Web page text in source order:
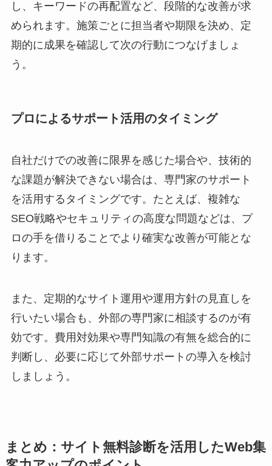
し、キーワードの再配置など、段階的な改善が求
められます。施策ごとに担当者や期限を決め、定
期的に成果を確認して次の行動につなげましょ
う。
プロによるサポート活用のタイミング
自社だけでの改善に限界を感じた場合や、技術的
な課題が解決できない場合は、専門家のサポート
を活用するタイミングです。たとえば、複雑な
SEO戦略やセキュリティの高度な問題などは、プ
ロの手を借りることでより確実な改善が可能とな
ります。
また、定期的なサイト運用や運用方針の見直しを
行いたい場合も、外部の専門家に相談するのが有
効です。費用対効果や専門知識の有無を総合的に
判断し、必要に応じて外部サポートの導入を検討
しましょう。
まとめ：サイト無料診断を活用したWeb集